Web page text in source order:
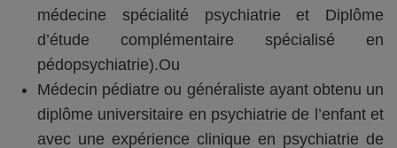
médecine spécialité psychiatrie et Diplôme
d’étude complémentaire spécialisé en
pédopsychiatrie).Ou
Médecin pédiatre ou généraliste ayant obtenu un
diplôme universitaire en psychiatrie de l’enfant et
avec une expérience clinique en psychiatrie de